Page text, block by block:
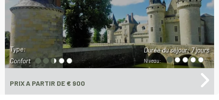
Durée du séjour:7 jours
Niveau:
Type:
Confort
PRIXA PARTIR DE € 900